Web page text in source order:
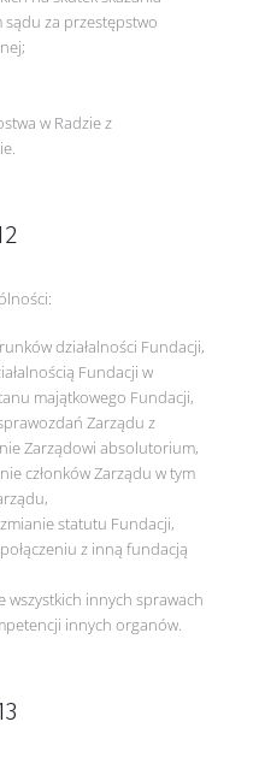
za przestępstwo
w Radzie z
działalności Fundacji,
Fundacji w
majątkowego Fundacji,
Zarządu z
Zarządowi absolutorium,
członków Zarządu w tym
statutu Fundacji,
z inną fundacją
wszystkich innych sprawach
innych organów.